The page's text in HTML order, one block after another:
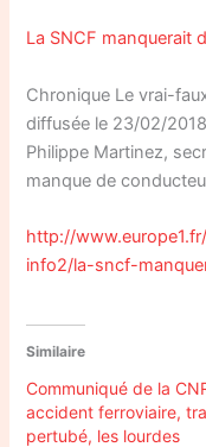
La SNCF manquerait
Chronique Le vrai-
diffusée le 23/02/
Philippe Martinez,
manque de
http://
info2/la-sncf-
Similaire
Communiqué de la
accident ferroviaire,
pertubé, les lourdes